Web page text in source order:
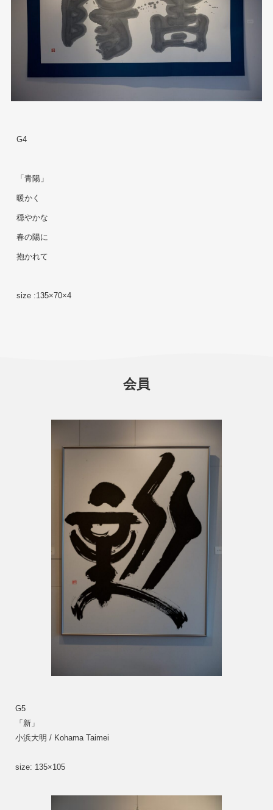
G4
「青陽」
暖かく
穏やかな
春の陽に
抱かれて
size :135×70×4
会員
G5
「新」
小浜大明 / Kohama Taimei
size: 135×105